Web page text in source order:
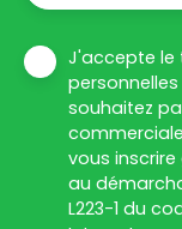
J'accepte le
personnelles
souhaitez
vous
au
L223-1 du